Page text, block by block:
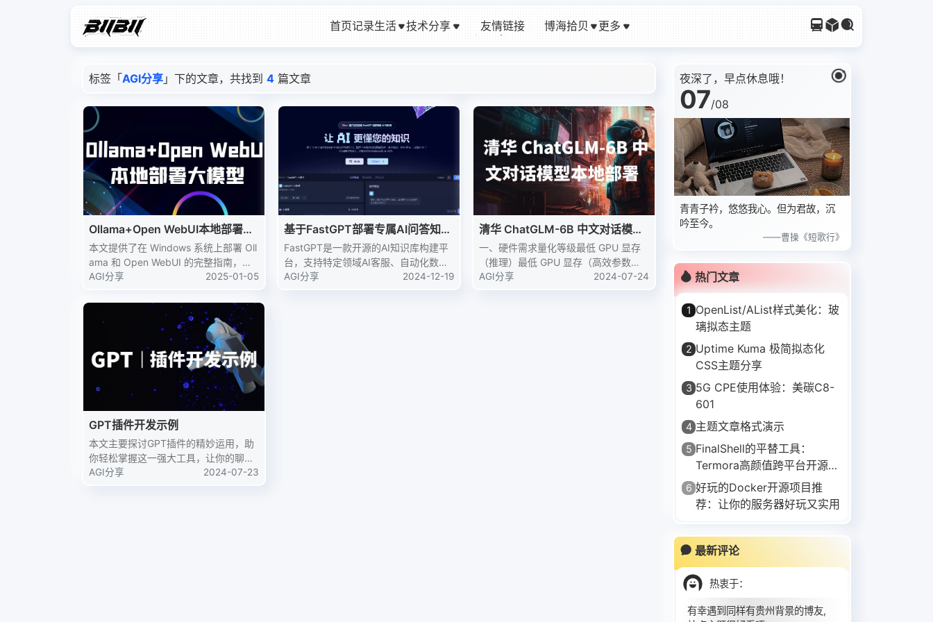
首页记录生活 技术分享 友情链接 博海拾贝 更多
标签「 AGI分享 」下的文章，共找到 4 篇文章
Ollama+Open WebUI本地部署大
模型
本文提供了在 Windows 系统上部署 Oll
ama 和 Open WebUI 的完整指南，帮
助用户轻松运行本地大模型。通过详细
快速上手，享受离线 AI 的便利。
AGI分享 2025-01-05
基于FastGPT部署专属AI问答知识
库
FastGPT是一款开源的AI知识库构建平
台，支持特定领域AI客服、自动化数据
预处理、可视化工作流编排等功能。通
AGI分享 2024-12-19
清华 ChatGLM-6B 中文对话模型
本地部署
一、硬件需求量化等级最低 GPU 显存
（推理）最低 GPU 显存（高效参数微
调）FP16（无量化）13 GB14 GBINT8
8 GB9 GBINT46 GB7 GB二、博主本机
AGI分享 2024-07-24
GPT插件开发示例
本文主要探讨GPT插件的精妙运用，助
你轻松掌握这一强大工具，让你的聊天
体验更上一层楼。一、运行原理首先我
AGI分享 2024-07-23
夜深了，早点休息哦！
07/08
青青子衿，悠悠我心。但为君故，沉
吟至今。
——曹操《短歌行》
热门文章
1 OpenList/AList样式美化：玻
璃拟态主题
2 Uptime Kuma 极简拟态化
CSS主题分享
3 5G CPE使用体验：美碳C8-
601
4 主题文章格式演示
5 FinalShell的平替工具：
Termora高颜值跨平台开源
SSH客户端
6 好玩的Docker开源项目推
荐：让你的服务器好玩又实用
最新评论
热衷于：
有幸遇到同样有贵州背景的博友,